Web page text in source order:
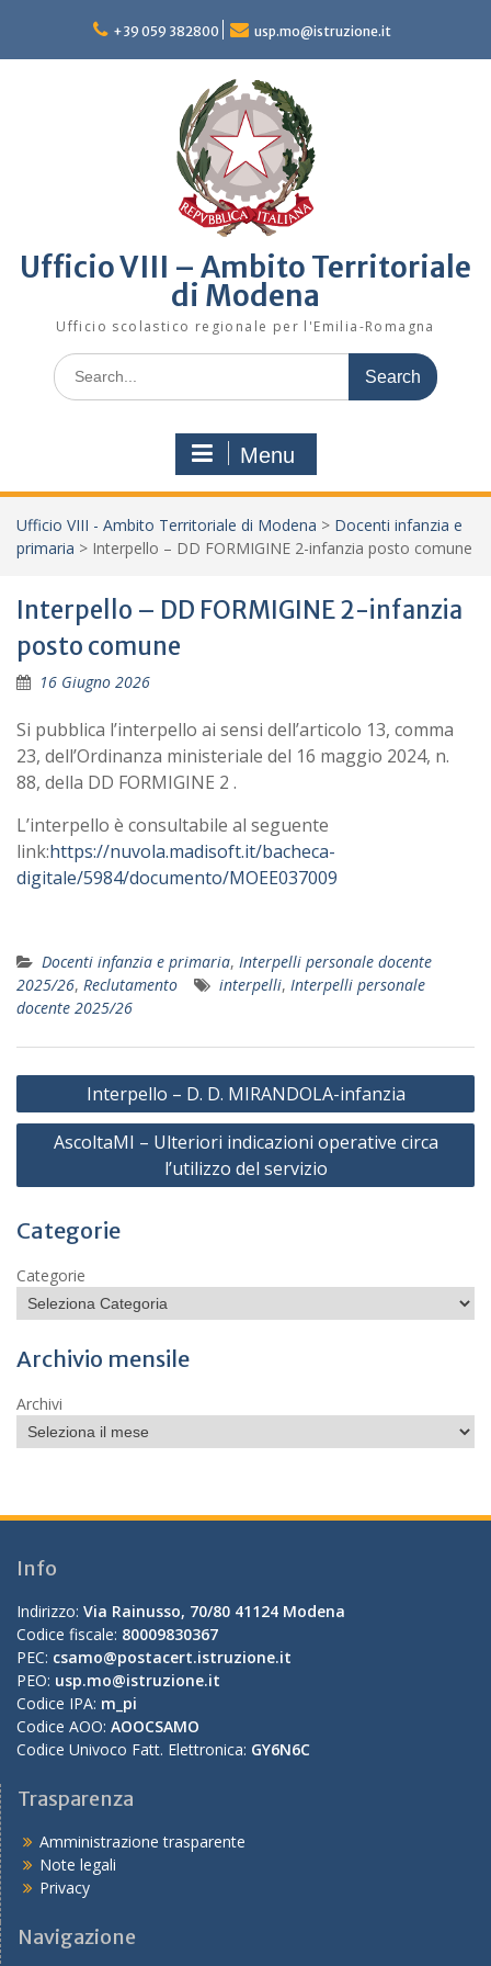
content
+39 059 382800 usp.mo@istruzione.it
Ufficio VIII – Ambito Territoriale
di Modena
Ufficio scolastico regionale per l'Emilia-Romagna
Search
for:
Menu
Ufficio VIII - Ambito Territoriale di Modena > Docenti infanzia e
primaria > Interpello – DD FORMIGINE 2-infanzia posto comune
Interpello – DD FORMIGINE 2-infanzia
posto comune
16 Giugno 2026
Si pubblica l’interpello ai sensi dell’articolo 13, comma
23, dell’Ordinanza ministeriale del 16 maggio 2024, n.
88, della DD FORMIGINE 2 .
L’interpello è consultabile al seguente
link:https://nuvola.madisoft.it/bacheca-
digitale/5984/documento/MOEE037009
Docenti infanzia e primaria, Interpelli personale docente
2025/26, Reclutamento interpelli, Interpelli personale
docente 2025/26
Navigazione
articoli
Interpello – D. D. MIRANDOLA-infanzia
AscoltaMI – Ulteriori indicazioni operative circa
l’utilizzo del servizio
Categorie
Categorie
Archivio mensile
Archivi
Info
Indirizzo: Via Rainusso, 70/80 41124 Modena
Codice fiscale: 80009830367
PEC: csamo@postacert.istruzione.it
PEO: usp.mo@istruzione.it
Codice IPA: m_pi
Codice AOO: AOOCSAMO
Codice Univoco Fatt. Elettronica: GY6N6C
Trasparenza
Amministrazione trasparente
Note legali
Privacy
Navigazione